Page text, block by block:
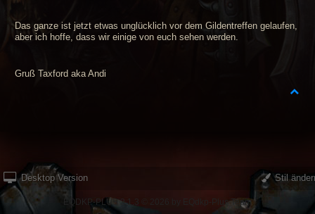
Das ganze ist jetzt etwas unglücklich vor dem Gildentreffen gelaufen,
aber ich hoffe, dass wir einige von euch sehen werden.
Gruß Taxford aka Andi
Desktop Version Stil
EQDKP-PLUS 2.1.3 © 2026 by EQdkp-Plus Team